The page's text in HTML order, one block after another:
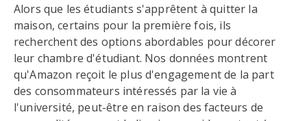
Alors que les étudiants s'apprêtent à quitter la
maison, certains pour la première fois, ils
recherchent des options abordables pour décorer
leur chambre d'étudiant. Nos données montrent
qu'Amazon reçoit le plus d'engagement de la part
des consommateurs intéressés par la vie à
l'université, peut-être en raison des facteurs de